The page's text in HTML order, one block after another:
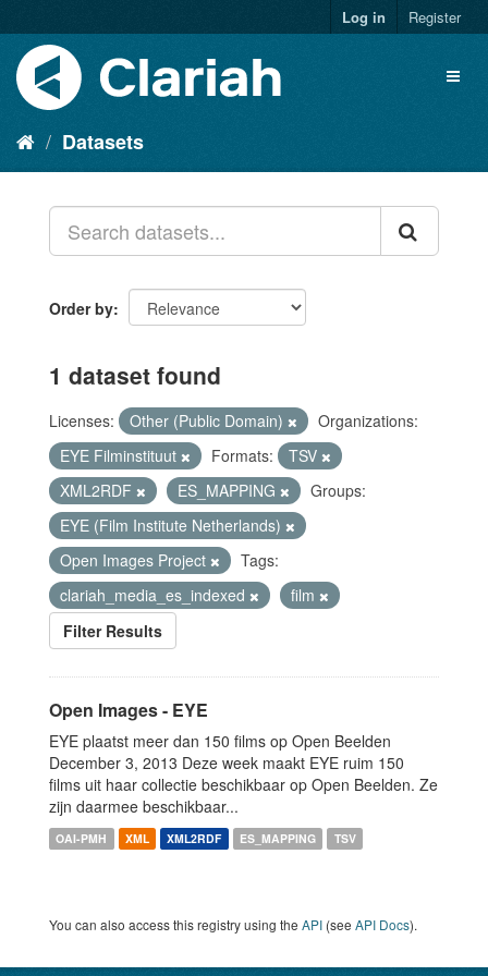
Log in Register
Datasets
Order by
1 dataset found
Licenses: Other (Public Domain)
Organizations:
EYE Filminstituut
Formats:
TSV
XML2RDF
ES_MAPPING
Groups:
EYE (Film Institute Netherlands)
Open Images Project
Tags:
clariah_media_es_indexed
film
Filter Results
Open Images - EYE
EYE plaatst meer dan 150 films op Open Beelden
December 3, 2013 Deze week maakt EYE ruim 150
films uit haar collectie beschikbaar op Open Beelden. Ze
zijn daarmee beschikbaar...
OAI-PMH XML XML2RDF ES_MAPPING TSV
You can also access this registry using the API (see API Docs).